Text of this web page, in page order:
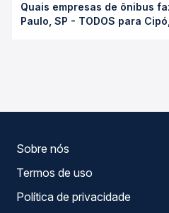
exata de cada opção na data
TODOS para Cipó, BA custa
conforme a data da viagem, a
Quais empresas de ônibus
Paulo, SP - TODOS para
Sobre nós
Termos de uso
Política de privacidade